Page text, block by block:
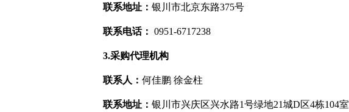
联系地址： 银川市北京东路375号
联系电话： 0951-6717238
3.采购代理机构
联系人： 何佳鹏 徐金柱
联系地址： 银川市兴庆区兴水路1号绿地21城D区4栋104室